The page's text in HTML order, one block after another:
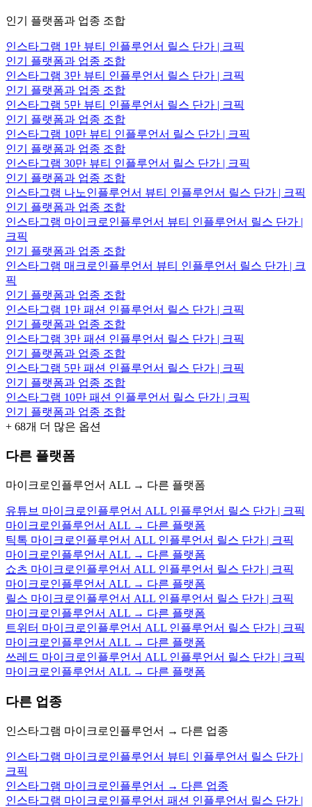
인기 플랫폼과 업종 조합
인스타그램 1만 뷰티 인플루언서 릴스 단가 | 크픽
인기 플랫폼과 업종 조합
인스타그램 3만 뷰티 인플루언서 릴스 단가 | 크픽
인기 플랫폼과 업종 조합
인스타그램 5만 뷰티 인플루언서 릴스 단가 | 크픽
인기 플랫폼과 업종 조합
인스타그램 10만 뷰티 인플루언서 릴스 단가 | 크픽
인기 플랫폼과 업종 조합
인스타그램 30만 뷰티 인플루언서 릴스 단가 | 크픽
인기 플랫폼과 업종 조합
인스타그램 나노인플루언서 뷰티 인플루언서 릴스 단가 | 크픽
인기 플랫폼과 업종 조합
인스타그램 마이크로인플루언서 뷰티 인플루언서 릴스 단가 |
크픽
인기 플랫폼과 업종 조합
인스타그램 매크로인플루언서 뷰티 인플루언서 릴스 단가 | 크
픽
인기 플랫폼과 업종 조합
인스타그램 1만 패션 인플루언서 릴스 단가 | 크픽
인기 플랫폼과 업종 조합
인스타그램 3만 패션 인플루언서 릴스 단가 | 크픽
인기 플랫폼과 업종 조합
인스타그램 5만 패션 인플루언서 릴스 단가 | 크픽
인기 플랫폼과 업종 조합
인스타그램 10만 패션 인플루언서 릴스 단가 | 크픽
인기 플랫폼과 업종 조합
+ 68개 더 많은 옵션
다른 플랫폼
마이크로인플루언서 ALL → 다른 플랫폼
유튜브 마이크로인플루언서 ALL 인플루언서 릴스 단가 | 크픽
마이크로인플루언서 ALL → 다른 플랫폼
틱톡 마이크로인플루언서 ALL 인플루언서 릴스 단가 | 크픽
마이크로인플루언서 ALL → 다른 플랫폼
쇼츠 마이크로인플루언서 ALL 인플루언서 릴스 단가 | 크픽
마이크로인플루언서 ALL → 다른 플랫폼
릴스 마이크로인플루언서 ALL 인플루언서 릴스 단가 | 크픽
마이크로인플루언서 ALL → 다른 플랫폼
트위터 마이크로인플루언서 ALL 인플루언서 릴스 단가 | 크픽
마이크로인플루언서 ALL → 다른 플랫폼
쓰레드 마이크로인플루언서 ALL 인플루언서 릴스 단가 | 크픽
마이크로인플루언서 ALL → 다른 플랫폼
다른 업종
인스타그램 마이크로인플루언서 → 다른 업종
인스타그램 마이크로인플루언서 뷰티 인플루언서 릴스 단가 |
크픽
인스타그램 마이크로인플루언서 → 다른 업종
인스타그램 마이크로인플루언서 패션 인플루언서 릴스 단가 |